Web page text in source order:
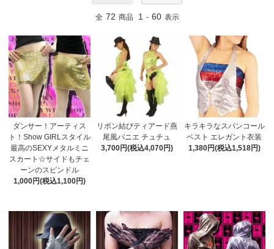
全 72 商品 1 - 60 表示
ダンサー！アーティス
ト！Show GIRLスタイル
最高のSEXYメタルミニ
スカート☆サイドもチェ
ーンのスピンドル
1,000円(税込1,100円)
リボン結びティアード燕
尾風パニエ チュチュ
3,700円(税込4,070円)
キラキラなスパンコール
ベスト エレガント衣装
1,380円(税込1,518円)